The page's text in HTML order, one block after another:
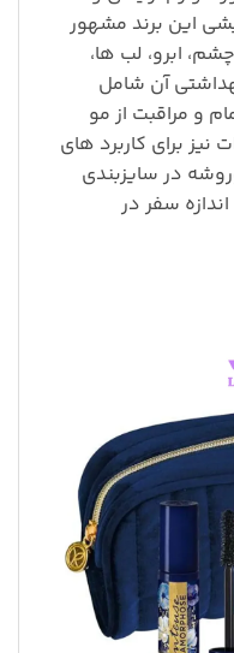
این برند مشهور
ابرو، لب ها،
آن شامل
و مراقبت از مو
برای کاربرد های
در سایزبندی
سفر در